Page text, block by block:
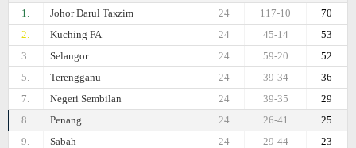
1.
Johor Darul Taкzim 70
117-10
24
2.
Kuching FA 53
45-14
24
3.
Selangor 52
59-20
24
5.
Terengganu 36
39-34
24
7.
Negeri Sembilan 29
39-35
24
8.
Penang 25
26-41
24
9.
Sabah 23
29-44
24